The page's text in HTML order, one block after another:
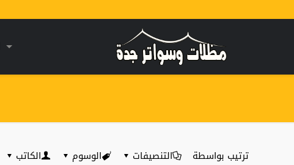
ترتيب بواسطة التنصيفات الوسوم الكاتب